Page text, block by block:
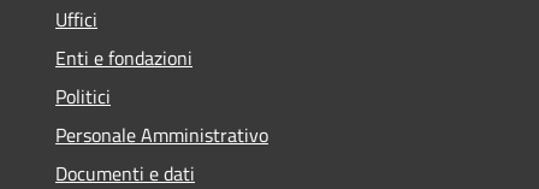
Uffici
Enti e fondazioni
Politici
Personale Amministrativo
Documenti e dati